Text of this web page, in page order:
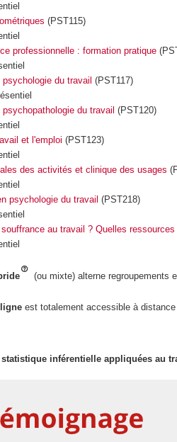
(PST115)
professionnelle : formation pratique
du travail (PST117)
du travail (PST120)
et l'emploi (PST123)
des activités et clinique des usages
psychologie du travail (PST218)
au travail ? Quelles
(ou mixte) alterne regroupements
est totalement accessible à
inférentielle appliquées au